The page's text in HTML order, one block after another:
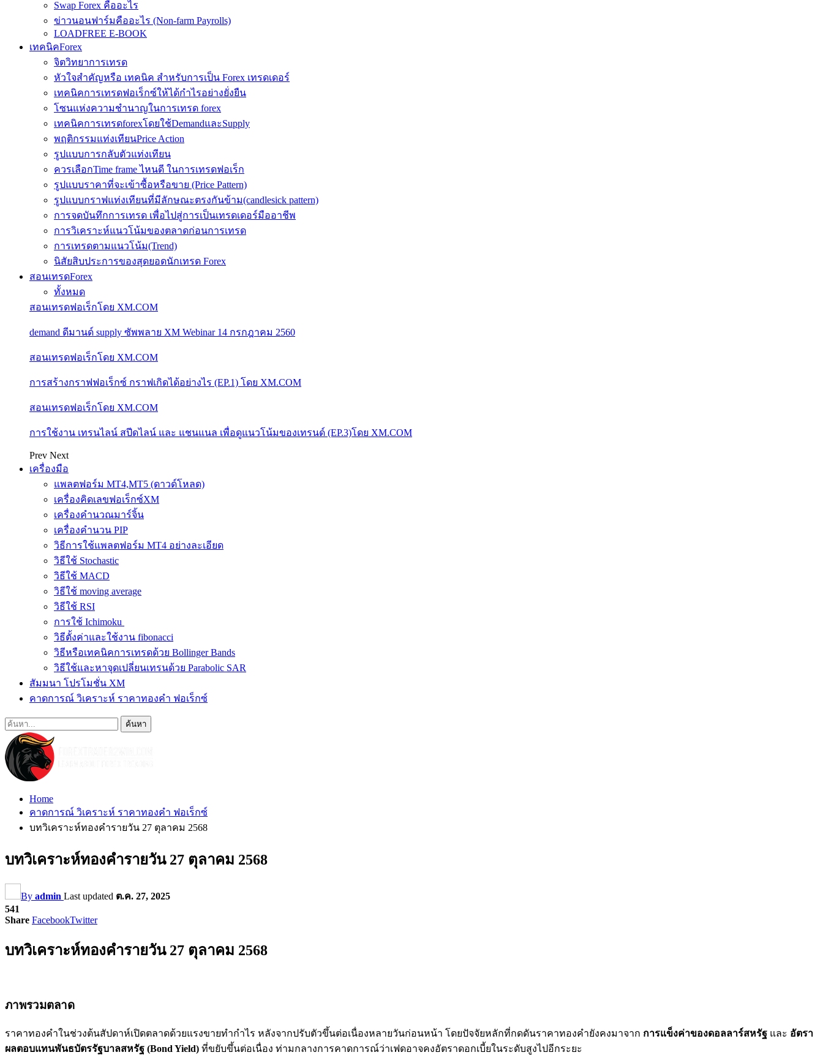
Swap Forex คืออะไร
ข่าวนอนฟาร์มคืออะไร (Non-farm Payrolls)
LOADFREE E-BOOK
เทคนิคForex
จิตวิทยาการเทรด
หัวใจสำคัญหรือ เทคนิค สำหรับการเป็น Forex เทรดเดอร์
เทคนิคการเทรดฟอเร็กซ์ให้ได้กำไรอย่างยั่งยืน
โซนแห่งความชำนาญในการเทรด forex
เทคนิคการเทรดforexโดยใช้DemandและSupply
พฤติกรรมแท่งเทียนPrice Action
รูปแบบการกลับตัวแท่งเทียน
ควรเลือกTime frame ไหนดี ในการเทรดฟอเร็ก
รูปแบบราคาที่จะเข้าซื้อหรือขาย (Price Pattern)
รูปแบบกราฟแท่งเทียนที่มีลักษณะตรงกันข้าม(candlesick pattern)
การจดบันทึกการเทรด เพื่อไปสู่การเป็นเทรดเดอร์มืออาชีพ
การวิเคราะห์แนวโน้มของตลาดก่อนการเทรด
การเทรดตามแนวโน้ม(Trend)
นิสัยสิบประการของสุดยอดนักเทรด Forex
สอนเทรดForex
ทั้งหมด
สอนเทรดฟอเร็กโดย XM.COM
demand ดีมานด์ supply ซัพพลาย XM Webinar 14 กรกฎาคม 2560
สอนเทรดฟอเร็กโดย XM.COM
การสร้างกราฟฟอเร็กซ์ กราฟเกิดได้อย่างไร (EP.1) โดย XM.COM
สอนเทรดฟอเร็กโดย XM.COM
การใช้งาน เทรนไลน์ สปีดไลน์ และ แชนแนล เพื่อดูแนวโน้มของเทรนด์ (EP.3)โดย XM.COM
Prev Next
เครื่องมือ
แพลตฟอร์ม MT4,MT5 (ดาวด์โหลด)
เครื่องคิดเลขฟอเร็กซ์XM
เครื่องคำนวณมาร์จิ้น
เครื่องคำนวน PIP
วิธีการใช้แพลตฟอร์ม MT4 อย่างละเอียด
วิธีใช้ Stochastic
วิธีใช้ MACD
วิธีใช้ moving average
วิธีใช้ RSI
การใช้ Ichimoku
วิธีตั้งค่าและใช้งาน fibonacci
วิธีหรือเทคนิคการเทรดด้วย Bollinger Bands
วิธีใช้และหาจุดเปลี่ยนเทรนด้วย Parabolic SAR
สัมมนา โปรโมชั่น XM
คาดการณ์ วิเคราะห์ ราคาทองคำ ฟอเร็กซ์
Home
คาดการณ์ วิเคราะห์ ราคาทองคำ ฟอเร็กซ์
บทวิเคราะห์ทองคำรายวัน 27 ตุลาคม 2568
บทวิเคราะห์ทองคำรายวัน 27 ตุลาคม 2568
By admin Last updated ต.ค. 27, 2025
541
Share FacebookTwitter
บทวิเคราะห์ทองคำรายวัน 27 ตุลาคม 2568
ภาพรวมตลาด
ราคาทองคำในช่วงต้นสัปดาห์เปิดตลาดด้วยแรงขายทำกำไร หลังจากปรับตัวขึ้นต่อเนื่องหลายวันก่อนหน้า โดยปัจจัยหลักที่กดดันราคาทองคำยังคงมาจาก การแข็งค่าของดอลลาร์สหรัฐ และ อัตรา
ผลตอบแทนพันธบัตรรัฐบาลสหรัฐ (Bond Yield) ที่ขยับขึ้นต่อเนื่อง ท่ามกลางการคาดการณ์ว่าเฟดอาจคงอัตราดอกเบี้ยในระดับสูงไปอีกระยะ